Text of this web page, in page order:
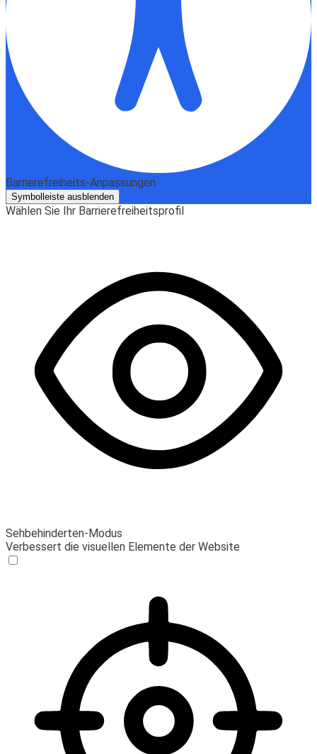
Barrierefreiheits-Anpassungen
Symbolleiste ausblenden
Wählen Sie Ihr Barrierefreiheitsprofil
Sehbehinderten-Modus
Verbessert die visuellen Elemente der Website